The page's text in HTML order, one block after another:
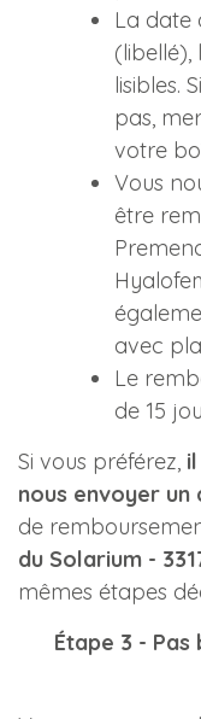
La date
(libellé),
lisibles.
pas,
votre
Vous
être
avec
Le
de 15
Si vous préférez,
nous envoyer
de
du Solarium -
mêmes étapes
Étape 3 -